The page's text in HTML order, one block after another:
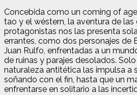
Concebida como un coming of
tao y el wéstern, la aventura de las
protagonistas nos las presenta
errantes, como dos personajes de
Juan Rulfo, enfrentadas a un
de ruinas y parajes desolados.
naturaleza antitética las impulsa a
soñando con el fin, hasta que un
enfrentarse en solitario a las